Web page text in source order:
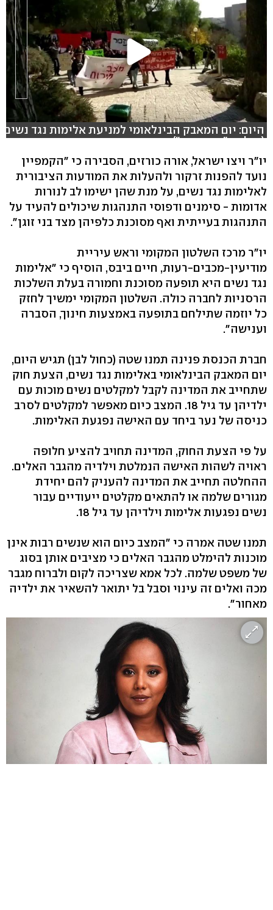
היום: יום המאבק הבינלאומי למניעת אלימות נגד נשים
(צילום: "אני אשה")
יו"ר ויצו ישראל, אורה כורזים, הסבירה כי "הקמפיין
נועד להפנות זרקור ולהעלות את המודעות הציבורית
לאלימות נגד נשים, על מנת שהן ישימו לב לנורות
אדומות - סימנים ודפוסי התנהגות שיכולים להעיד על
התנהגות בעייתית ואף מסוכנת כלפיהן מצד בני זוגן".
יו"ר מרכז השלטון המקומי וראש עיריית
מודיעין-מכבים-רעות, חיים ביבס, הוסיף כי "אלימות
נגד נשים היא תופעה מסוכנת וחמורה בעלת השלכות
הרסניות לחברה כולה. השלטון המקומי ימשיך לחזק
כל יוזמה שתילחם בתופעה באמצעות חינוך, הסברה
וענישה".
חברת הכנסת פנינה תמנו שטה (כחול לבן) תגיש היום,
יום המאבק הבינלאומי באלימות נגד נשים, הצעת חוק
שתחייב את המדינה לקבל למקלטים נשים מוכות עם
ילדיהן עד גיל 18. המצב כיום מאפשר למקלטים לסרב
כניסה של נער ביחד עם האישה נפגעת האלימות.
על פי הצעת החוק, המדינה תחויב להציע חלופה
ראויה לשהות האישה הנמלטת וילדיה מהגבר האלים.
ההחלטה תחייב את המדינה להעניק להם יחידת
מגורים שלמה או להתאים מקלטים ייעודיים עבור
נשים נפגעות אלימות וילדיהן עד גיל 18.
תמנו שטה אמרה כי "המצב כיום הוא שנשים רבות אינן
מוכנות להימלט מהגבר האלים כי מציבים אותן בסוג
של משפט שלמה. לכל אמא שצריכה לקום ולברוח מגבר
מכה ואלים זה עינוי וסבל בל יתואר להשאיר את ילדיה
מאחור".